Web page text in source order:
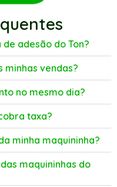
adesão do Ton?
minhas vendas?
no mesmo dia?
taxa?
minha maquininha?
maquininhas do